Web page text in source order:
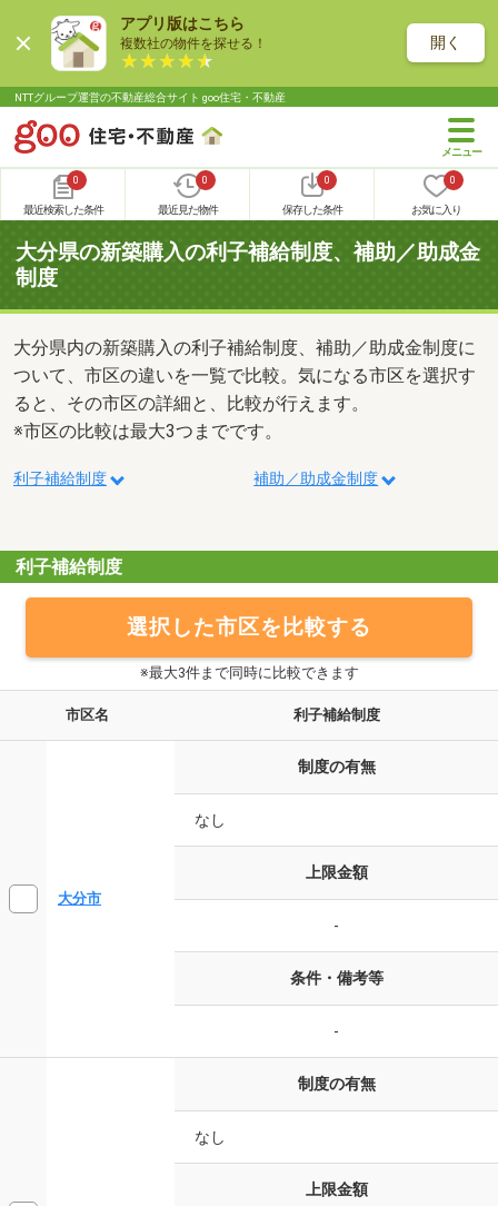
アプリ版はこちら
複数社の物件を探せる！ 開く
NTTグループ運営の不動産総合サイト goo住宅・不動産
0
最近検索した条件
0
最近見た物件
0
保存した条件
0
お気に入り
大分県の新築購入の利子補給制度、補助／助成金
制度
大分県内の新築購入の利子補給制度、補助／助成金制度に
ついて、市区の違いを一覧で比較。気になる市区を選択す
ると、その市区の詳細と、比較が行えます。
※市区の比較は最大3つまでです。
利子補給制度 補助／助成金制度
利子補給制度
選択した市区を比較する
※最大3件まで同時に比較できます
市区名 利子補給制度
大分市
制度の有無
なし
上限金額
-
条件・備考等
-
制度の有無
なし
上限金額